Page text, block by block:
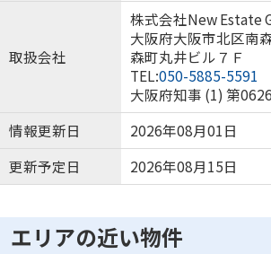
取扱会社
株式会社New Estate
大阪府大阪市北区南
森町丸井ビル７Ｆ
TEL:050-5885-5591
大阪府知事 (1) 第
情報更新日
2026年08月01日
更新予定日
2026年08月15日
エリアの近い物件